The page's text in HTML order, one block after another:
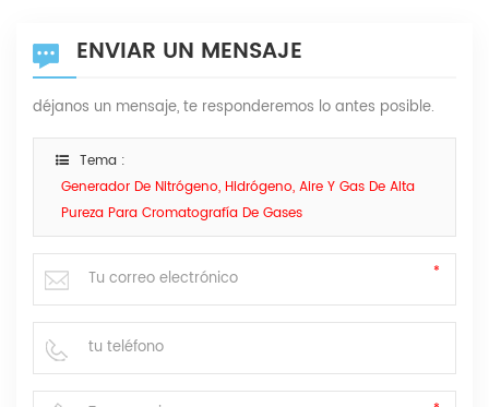
ENVIAR UN MENSAJE
déjanos un mensaje, te responderemos lo antes posible.
Tema :
Generador De Nitrógeno, Hidrógeno, Aire Y Gas De Alta
Pureza Para Cromatografía De Gases